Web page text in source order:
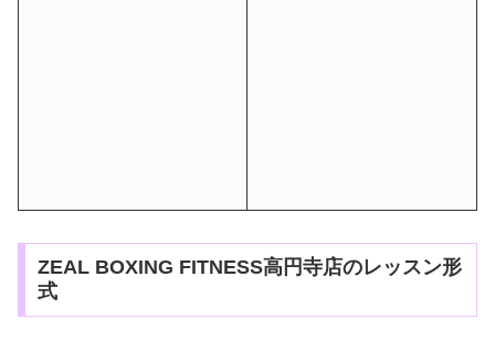
ZEAL BOXING FITNESS高円寺店のレッスン形
式